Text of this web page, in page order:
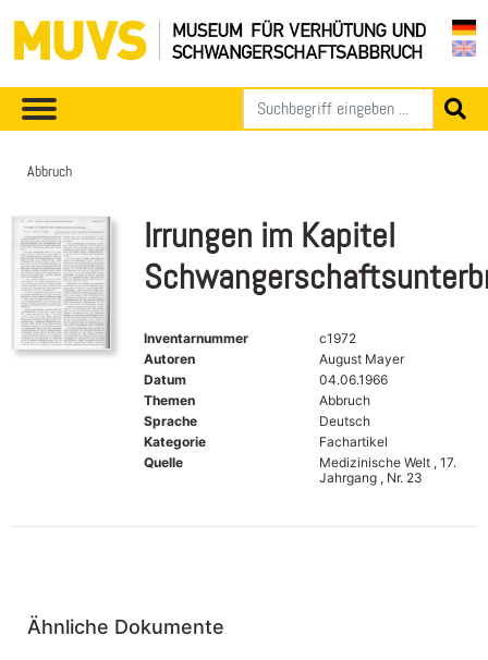
Abbruch
Irrungen im Kapitel
Inventarnummer
c1972
Autoren
August Mayer
Datum
04.06.1966
Themen
Abbruch
Sprache
Deutsch
Kategorie
Fachartikel
Quelle
Medizinische Welt , 17.
Jahrgang , Nr. 23
Ähnliche Dokumente